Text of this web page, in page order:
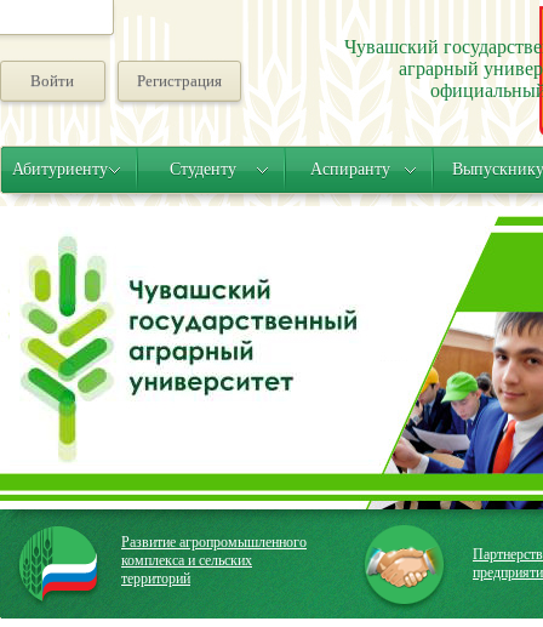
Войти Регистрация
Чувашский
аграрный
Абитуриенту Студенту Аспиранту
Развитие агропромышленного
комплекса и сельских
территорий